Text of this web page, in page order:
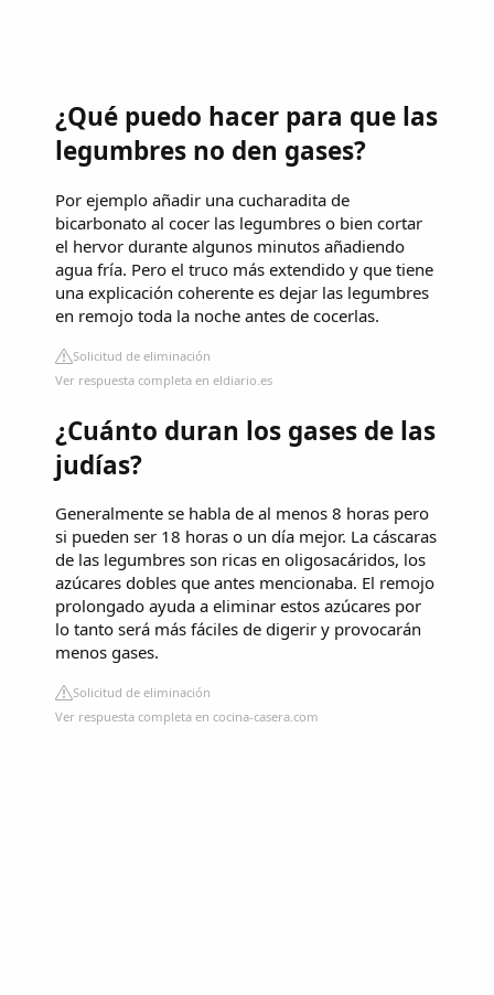
¿Qué puedo hacer para que las
legumbres no den gases?
Por ejemplo añadir una cucharadita de
bicarbonato al cocer las legumbres o bien cortar
el hervor durante algunos minutos añadiendo
agua fría. Pero el truco más extendido y que tiene
una explicación coherente es dejar las legumbres
en remojo toda la noche antes de cocerlas.
Solicitud de eliminación
Ver respuesta completa en eldiario.es
¿Cuánto duran los gases de las
judías?
Generalmente se habla de al menos 8 horas pero
si pueden ser 18 horas o un día mejor. La cáscaras
de las legumbres son ricas en oligosacáridos, los
azúcares dobles que antes mencionaba. El remojo
prolongado ayuda a eliminar estos azúcares por
lo tanto será más fáciles de digerir y provocarán
menos gases.
Solicitud de eliminación
Ver respuesta completa en cocina-casera.com